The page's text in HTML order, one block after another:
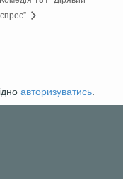
авторизуватись.